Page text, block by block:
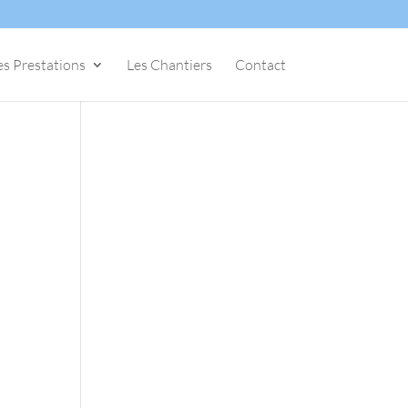
Prestations Les Chantiers Contact